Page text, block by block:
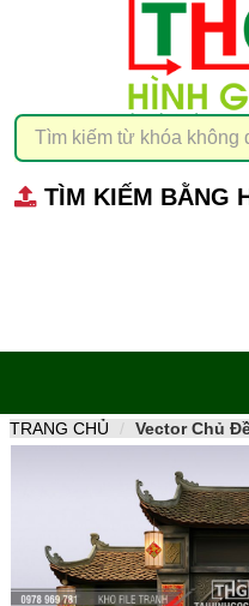
TÌM KIẾM BẰNG
TRANG CHỦ
Vector Chủ